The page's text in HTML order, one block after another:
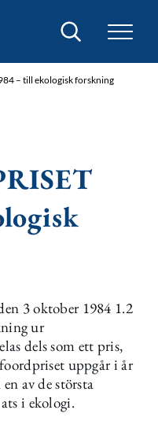
Sök
– till ekologisk forskning
3 oktober 1984 1.2
ur
dels som ett pris,
uppgår i år
av de största
i ekologi.